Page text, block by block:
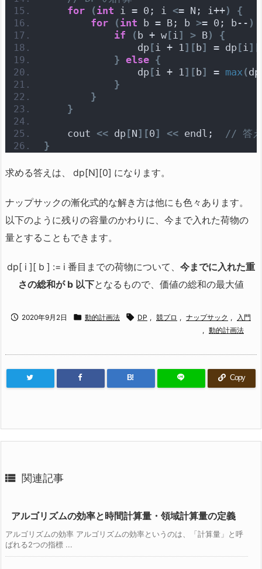
for
(int i = 0; i <= N; i++)
{
for
(int b = B; b >= 0; b-- )
if
(b + w[ i ] > B)
{
                dp
[ i + 1 ][b] = dp[ i ][
} else {
                dp
[ i + 1 ][b] = max (dp
}
}
}
    cout
<< dp[N][0] << endl; // 答え
}
求める答えは、 dp[N][0] になります。
ナップサックの漸化式的な解き方は他にも色々あります。
以下のように残りの容量のかわりに、今まで入れた荷物の
量とすることもできます。
dp[ i ][ b ] := i 番目までの荷物について、 今までに入れた重
さの総和が b 以下となるもので、価値の総和の最大値
 2020年9月2日  動的計画法  DP , 競プロ , ナップサック ,
入門
, 動的計画法
B! Copy
 関連記事
アルゴリズムの効率と時間計算量・領域計算量の定義
アルゴリズムの効率 アルゴリズムの効率というのは、「計算量」と呼
ばれる2つの指標 ...